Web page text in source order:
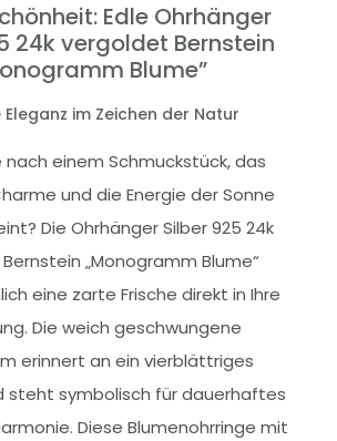
Edle Ohrhänger
24k vergoldet Bernstein
Blume”
Eleganz im Zeichen der Natur
nach einem Schmuckstück, das
und die Energie der Sonne
Die Ohrhänger Silber 925 24k
„Monogramm Blume“
eine zarte Frische direkt in Ihre
Die weich geschwungene
erinnert an ein vierblättriges
steht symbolisch für dauerhaftes
Diese Blumenohrringe mit